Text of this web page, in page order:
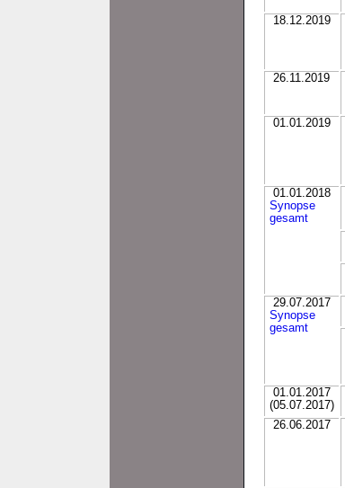
18.12.2019
26.11.2019
01.01.2019
01.01.2018
Synopse
gesamt
29.07.2017
Synopse
gesamt
01.01.2017
(05.07.2017)
26.06.2017